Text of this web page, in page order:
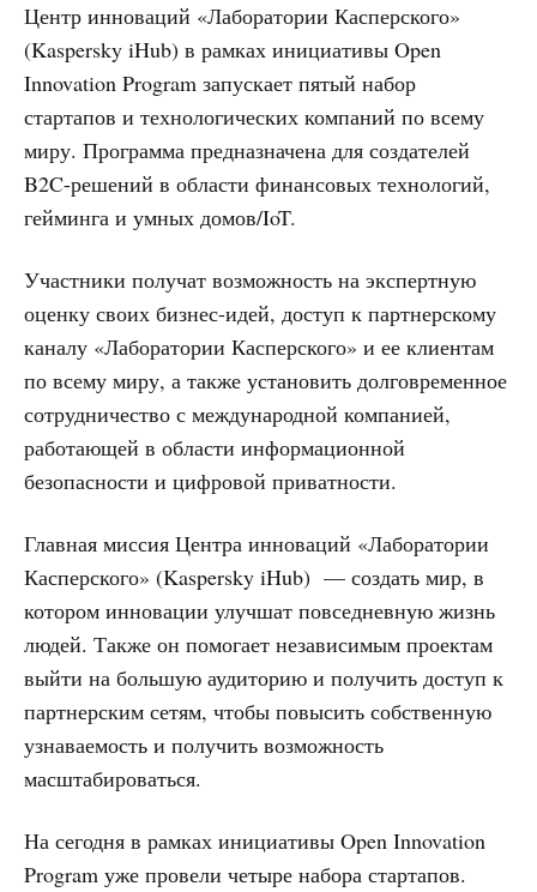
Центр инноваций «Лаборатории Касперского»
(Kaspersky iHub) в рамках инициативы Open
Innovation Program запускает пятый набор
стартапов и технологических компаний по всему
миру. Программа предназначена для создателей
B2C-решений в области финансовых технологий,
гейминга и умных домов/IoT.
Участники получат возможность на экспертную
оценку своих бизнес-идей, доступ к партнерскому
каналу «Лаборатории Касперского» и ее клиентам
по всему миру, а также установить долговременное
сотрудничество с международной компанией,
работающей в области информационной
безопасности и цифровой приватности.
Главная миссия Центра инноваций «Лаборатории
Касперского» (Kaspersky iHub) — создать мир, в
котором инновации улучшат повседневную жизнь
людей. Также он помогает независимым проектам
выйти на большую аудиторию и получить доступ к
партнерским сетям, чтобы повысить собственную
узнаваемость и получить возможность
масштабироваться.
На сегодня в рамках инициативы Open Innovation
Program уже провели четыре набора стартапов.